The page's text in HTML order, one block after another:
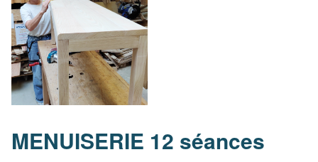
MENUISERIE 12 séances